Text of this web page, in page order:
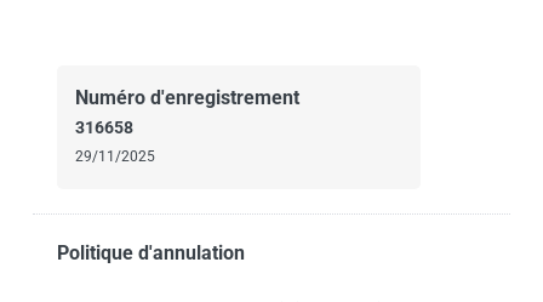
Numéro d'enregistrement
316658
29/11/2025
Politique d'annulation